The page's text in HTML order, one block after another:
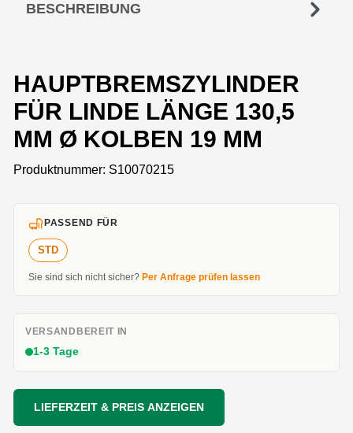
BESCHREIBUNG
HAUPTBREMSZYLINDER
FÜR LINDE LÄNGE 130,5
MM Ø KOLBEN 19 MM
Produktnummer: S10070215
PASSEND FÜR
STD
Sie sind sich nicht sicher? Per Anfrage prüfen lassen
VERSANDBEREIT IN
1-3 Tage
LIEFERZEIT & PREIS ANZEIGEN